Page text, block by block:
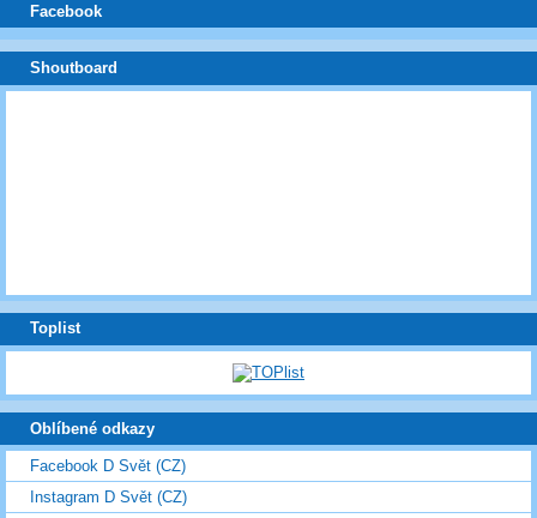
Facebook
Shoutboard
Toplist
Oblíbené odkazy
Facebook D Svět (CZ)
Instagram D Svět (CZ)